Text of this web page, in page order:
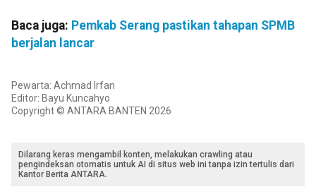
Baca juga: Pemkab Serang pastikan tahapan SPMB
berjalan lancar
Pewarta: Achmad Irfan
Editor: Bayu Kuncahyo
Copyright © ANTARA BANTEN 2026
Dilarang keras mengambil konten, melakukan crawling atau
pengindeksan otomatis untuk AI di situs web ini tanpa izin tertulis dari
Kantor Berita ANTARA.